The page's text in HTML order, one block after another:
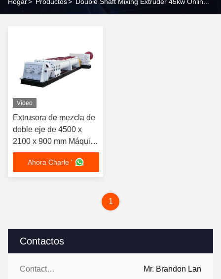
Contactos
Contactos: Mr. Brandon Lan
Vídeo
Extrusora de mezcla de
doble eje de 4500 x
2100 x 900 mm Máquina
de fabricación de arcilla
de 45 kW
Ahora Charle '
1